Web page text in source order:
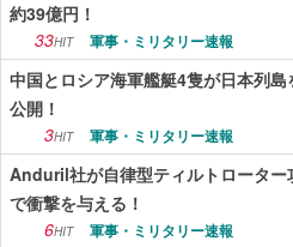
約39億円！
33HIT 軍事・ミリタリー速報
中国とロシア海軍艦艇4隻が日本列
公開！
3HIT 軍事・ミリタリー速報
Anduril社が自律型ティルトローター
で衝撃を与える！
6HIT 軍事・ミリタリー速報